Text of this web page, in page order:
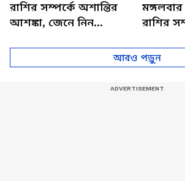
রাশির সম্পর্কে অশান্তির
আশঙ্কা, জেনে নিন
রাশির
আজকের
আরও পড়ুন